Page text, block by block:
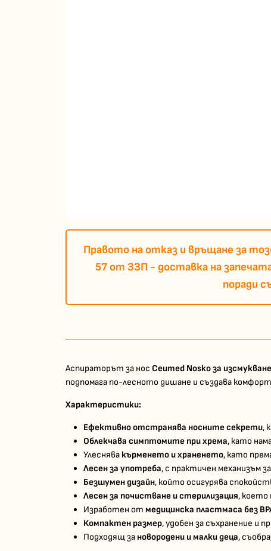
Правото на отказ и връщане за
57 от ЗЗП - доставка на
поради
Аспираторът за нос Ceumed Nosko за
подпомага по-лесното дишане и създава
Характеристики:
Ефективно отстранява носните секрети,
Облекчава симптомите при хрема, като
Улеснява кърменето и храненето, като
Лесен за употреба, с практичен механизъм
Безшумен дизайн, който осигурява
Лесен за почистване и стерилизация, което
Изработен отмедицинска пластмаса без
Компактен размер, удобен за съхранение и
Подходящ за новородени и малки деца,